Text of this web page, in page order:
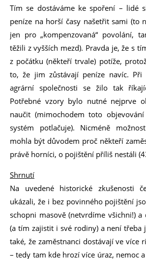
Tím se dostáváme ke spoření – lidé
peníze na horší časy našetřit sami (to
jen pro „kompenzovaná“ povolání,
těžili z vyšších mezd). Pravda je, že s
z počátku (někteří trvale) potíže,
to, že jim zůstávají peníze navíc.
agrární společnosti se žilo tak
Potřebné vzory bylo nutné nejprve
naučit (mimochodem toto
systém potlačuje). Nicméně
mohla být důvodem proč někteří
právě horníci, o pojištění příliš nestáli
Shrnutí
Na uvedené historické zkušenosti
ukázali, že i bez povinného pojištění
schopni masově (netvrdíme všichni!)
(a tím zajistit i své rodiny) a není třeba
také, že zaměstnanci dostávají ve více
– tedy tam kde hrozí více úraz, nemoc